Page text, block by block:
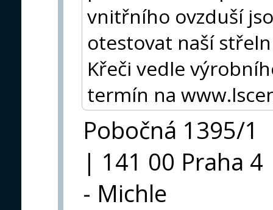
vnitřního ovzduší
otestovat naší
Křeči vedle
termín na
Pobočná 1395/1
| 141 00 Praha 4
- Michle